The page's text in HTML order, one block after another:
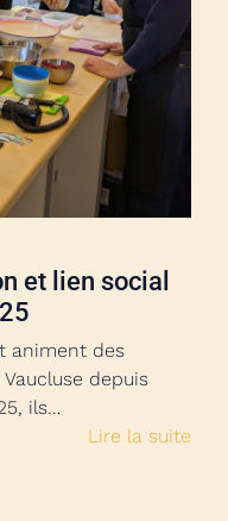
et lien social
animent des
depuis
ils…
Lire la suite